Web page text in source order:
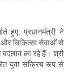
हुए प्रधानमंत्री ने
और चिकित्सा सेवाओं से
बदलाव ला रहे हैं। श्री
युवा सक्रिय रूप से